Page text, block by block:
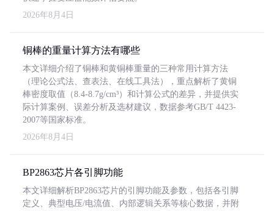
2026年8月4日
铜棒的重量计算方法有哪些
本文详细介绍了铜棒和黄铜棒重量的三种常用计算方法
（理论公式法、查表法、在线工具法），重点解析了黄铜
棒密度取值（8.4-8.7g/cm³）和计算公式的差异，并提供实
际计算案例、误差分析及选材建议，数据参考GB/T 4423-
2007等国家标准。
2026年8月4日
BP2863芯片各引脚功能
本文详细解析BP2863芯片的引脚功能及参数，包括各引脚
定义、典型电压/电流值、内部逻辑关系等核心数据，并附